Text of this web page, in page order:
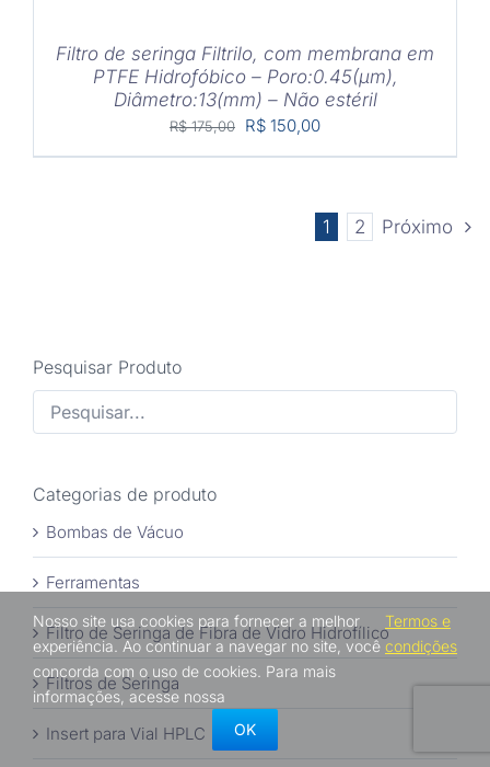
Filtro de seringa Filtrilo, com membrana em
PTFE Hidrofóbico – Poro:0.45(μm),
Diâmetro:13(mm) – Não estéril
R$175,00
O
preço
R$ 150,00O
preço
R$ 150,00.
1 2 Próximo
Pesquisar Produto
Categorias de produto
Bombas de Vácuo
Ferramentas
Filtro de Seringa de Fibra de Vidro Hidrofílico
Filtros de Seringa
Insert para Vial HPLC
Nosso site usa cookies para fornecer a melhor
experiência. Ao continuar a navegar no site, você
concorda com o uso de cookies. Para mais
informações, acesse nossa
Termos e
condições
OK